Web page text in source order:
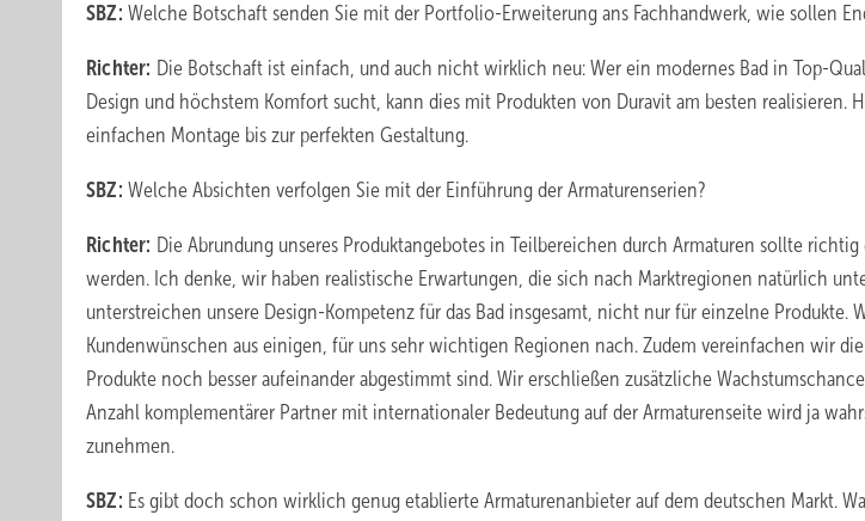
SBZ: Welche Botschaft senden Sie mit der Portfolio-Erweiterung ans Fachhandwerk, wie sollen
Richter: Die Botschaft ist einfach, und auch nicht wirklich neu: Wer ein modernes Bad in Top-
Design und höchstem Komfort sucht, kann dies mit Produkten von Duravit am besten realisieren.
einfachen Montage bis zur perfekten Gestaltung.
SBZ: Welche Absichten verfolgen Sie mit der Einführung der Armaturenserien?
Richter: Die Abrundung unseres Produktangebotes in Teilbereichen durch Armaturen sollte
werden. Ich denke, wir haben realistische Erwartungen, die sich nach Marktregionen natürlich
unterstreichen unsere Design-Kompetenz für das Bad insgesamt, nicht nur für einzelne Produkte.
Kundenwünschen aus einigen, für uns sehr wichtigen Regionen nach. Zudem vereinfachen wir
Produkte noch besser aufeinander abgestimmt sind. Wir erschließen zusätzliche
Anzahl komplementärer Partner mit internationaler Bedeutung auf der Armaturenseite wird ja
zunehmen.
SBZ: Es gibt doch schon wirklich genug etablierte Armaturenanbieter auf dem deutschen Markt.